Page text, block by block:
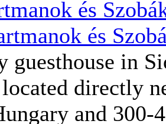
és
guesthouse in
directly
and